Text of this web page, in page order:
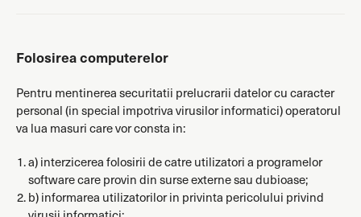
Folosirea computerelor
Pentru mentinerea securitatii prelucrarii datelor cu caracter
personal (in special impotriva virusilor informatici) operatorul
va lua masuri care vor consta in:
a) interzicerea folosirii de catre utilizatori a programelor
software care provin din surse externe sau dubioase;
b) informarea utilizatorilor in privinta pericolului privind